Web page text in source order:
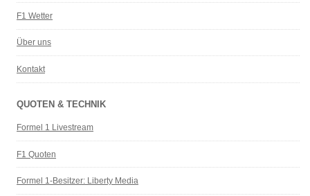
F1 Wetter
Über uns
Kontakt
QUOTEN & TECHNIK
Formel 1 Livestream
F1 Quoten
Formel 1-Besitzer: Liberty Media